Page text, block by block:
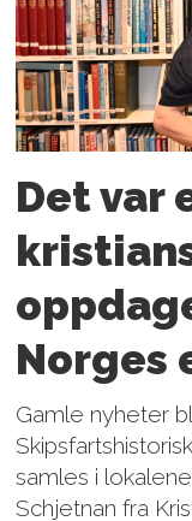
Det var
Norges
Gamle nyheter
samles i
Schjetnan fra